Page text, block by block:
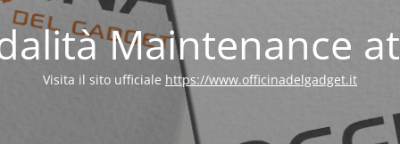
Maintenance
Visita il sito ufficiale https://www.officinadelgadget.it